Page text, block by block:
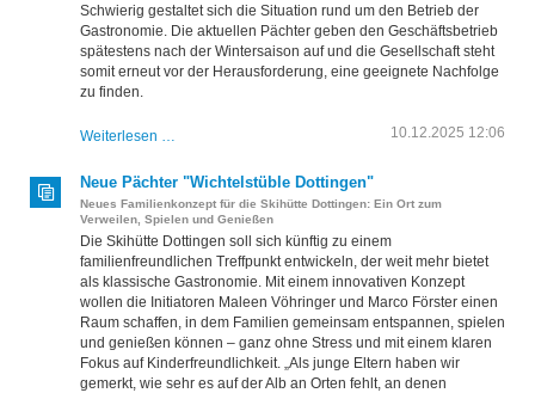
Schwierig gestaltet sich die Situation rund um den Betrieb der
Gastronomie. Die aktuellen Pächter geben den Geschäftsbetrieb
spätestens nach der Wintersaison auf und die Gesellschaft steht
somit erneut vor der Herausforderung, eine geeignete Nachfolge
zu finden.
Weiterlesen …
2026
10.12.2025 12:06
Neue Pächter "Wichtelstüble Dottingen"
Neues Familienkonzept für die Skihütte Dottingen: Ein Ort zum
Verweilen, Spielen und Genießen
Die Skihütte Dottingen soll sich künftig zu einem
familienfreundlichen Treffpunkt entwickeln, der weit mehr bietet
als klassische Gastronomie. Mit einem innovativen Konzept
wollen die Initiatoren Maleen Vöhringer und Marco Förster einen
Raum schaffen, in dem Familien gemeinsam entspannen, spielen
und genießen können – ganz ohne Stress und mit einem klaren
Fokus auf Kinderfreundlichkeit. „Als junge Eltern haben wir
gemerkt, wie sehr es auf der Alb an Orten fehlt, an denen